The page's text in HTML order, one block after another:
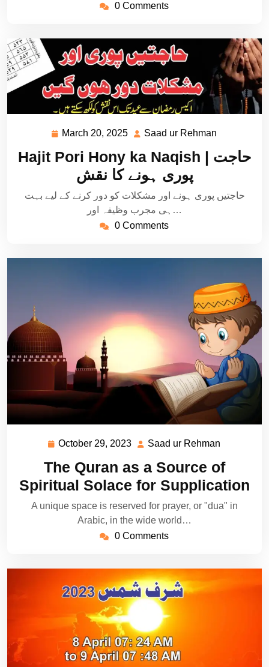
0 Comments
March 20, 2025 March
2025
Saad ur Rehman
Rehman
Hajit Pori Hony ka Naqish | حاجت
پوری ہونے کا نقش
حاجتیں پوری ہونے اور مشکلات کو دور کرنے کے لیے بہت
ہی مجرب وظیفہ اور…
0 Comments
October 29, 2023 October
2023
Saad ur Rehman
Rehman
The Quran as a Source of
Spiritual Solace for Supplication
A unique space is reserved for prayer, or "dua" in
Arabic, in the wide world…
0 Comments